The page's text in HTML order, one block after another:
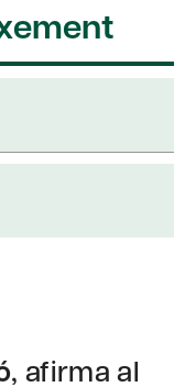
, afirma al